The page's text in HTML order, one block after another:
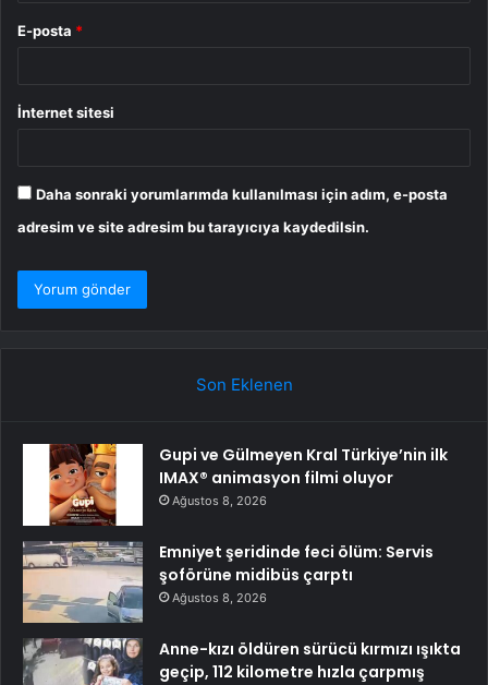
E-posta *
İnternet sitesi
Daha sonraki yorumlarımda kullanılması için adım, e-posta
adresim ve site adresim bu tarayıcıya kaydedilsin.
Son Eklenen
Gupi ve Gülmeyen Kral Türkiye’nin ilk
IMAX® animasyon filmi oluyor
Ağustos 8, 2026
Emniyet şeridinde feci ölüm: Servis
şoförüne midibüs çarptı
Ağustos 8, 2026
Anne-kızı öldüren sürücü kırmızı ışıkta
geçip, 112 kilometre hızla çarpmış